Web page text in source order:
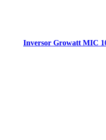
Inversor Growatt MIC